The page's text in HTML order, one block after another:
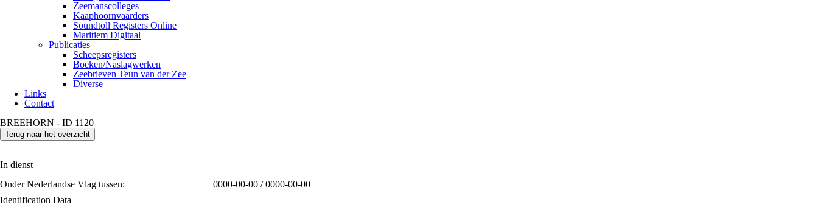
Zeemanscolleges
Kaaphoornvaarders
Soundtoll Registers Online
Maritiem Digitaal
Publicaties
Scheepsregisters
Boeken/Naslagwerken
Zeebrieven Teun van der Zee
Diverse
Links
Contact
BREEHORN - ID 1120
Terug naar het overzicht
In dienst
Onder Nederlandse Vlag tussen:
0000-00-00 / 0000-00-00
Identification Data